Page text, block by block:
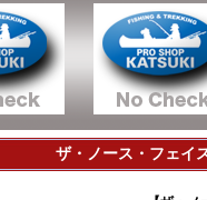
ザ・ノース・フェイ